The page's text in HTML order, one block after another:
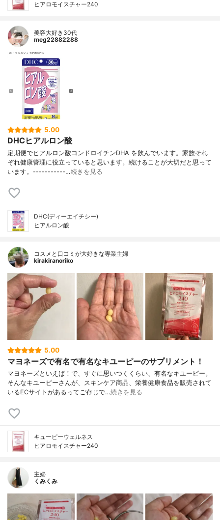
ヒアロモイスチャー240
美容大好き30代
meg22882288
5.00
DHCヒアルロン酸
定期便でヒアルロン酸コンドロイチンDHA を飲んでいます。家族それ
ぞれ健康管理に役立っていると思います。続けることが大切だと思って
います。-----------…続きを見る
DHC(ディーエイチシー)
ヒアルロン酸
コスメと口コミが大好きな専業主婦
kirakiranoriko
5.00
マヨネーズで有名で有名なキユーピーのサプリメント！
マヨネーズといえば！で、すぐに思いつくくらい、有名なキユーピー。
そんなキユーピーさんが、スキンケア商品、栄養健康食品を販売されて
いるECサイトがあるってご存じで…続きを見る
キューピーウェルネス
ヒアロモイスチャー240
主婦
くみくみ